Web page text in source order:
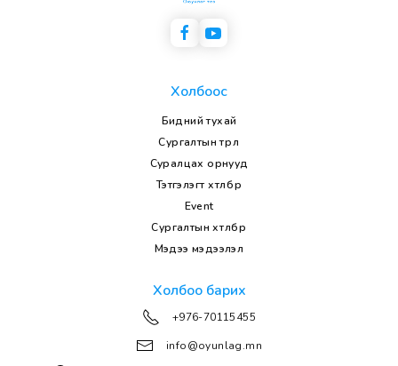
Холбоос
Бидний тухай
Сургалтын төрөл
Суралцах орнууд
Тэтгэлэгт хөтөлбөр
Event
Сургалтын хөтөлбөр
Мэдээ мэдээлэл
Холбоо барих
+976-70115455
info@oyunlag.mn